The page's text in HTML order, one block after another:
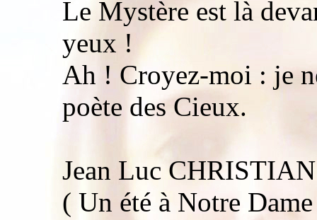
Le Mystère est là
yeux !
Ah ! Croyez-moi : je
poète des Cieux.
Jean Luc CHRISTIAN
( Un été à Notre